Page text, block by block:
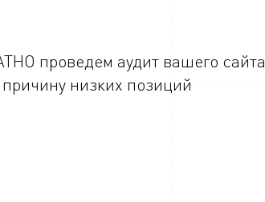
проведем аудит вашего сайта
низких позиций